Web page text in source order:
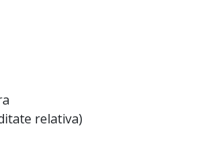
relativa)